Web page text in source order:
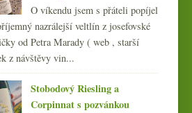
(249)
2012 (254)
2011 (252)
(249)
(249)
(270)
(108)
O víkendu jsem s přáteli popíjel
nazrálejší veltlín z josefovské
od Petra Marady ( web , starší
z návštěvy vin...
Stobodový Riesling a
Corpinnat s pozvánkou